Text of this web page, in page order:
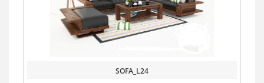
SOFA_L24